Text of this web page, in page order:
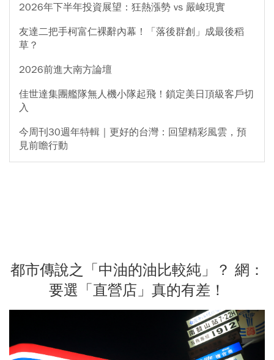
2026年下半年投資展望：狂熱漲勢 vs 嚴峻現實
友達二把手柯富仁裸辭內幕！「落後群創」成最後稻
草？
2026前進大南方論壇
佳世達集團艦隊無人機小隊起飛！鎖定美日頂級客戶切
入
今周刊30週年特輯｜更好的台灣：回望精彩風雲，預
見前瞻行動
都市傳說之「中油的油比較純」？ 網：
要選「直營店」真的有差！